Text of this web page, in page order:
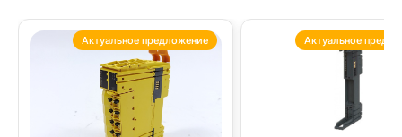
Актуальное предложение Актуальное